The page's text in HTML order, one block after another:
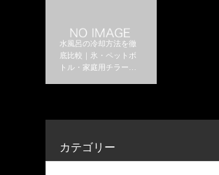
水風呂の冷却方法を徹
底比較｜氷・ペットボ
トル・家庭用チラーは
カテゴリー